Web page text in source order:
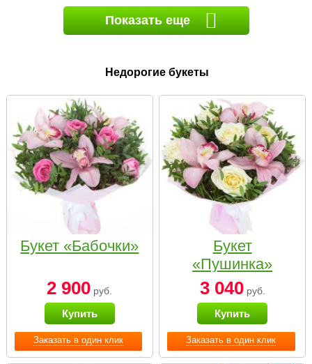
Показать еще
Недорогие букеты
Заказать в один клик
Букет «Бабочки»
2 900 руб.
Купить
Заказать в один клик
Букет
«Пушинка»
3 040руб.
Купить